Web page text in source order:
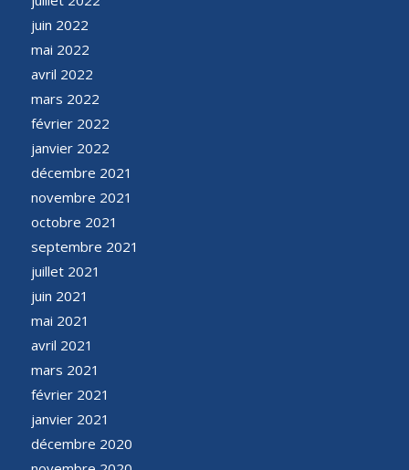
juin 2022
mai 2022
avril 2022
mars 2022
février 2022
janvier 2022
décembre 2021
novembre 2021
octobre 2021
septembre 2021
juillet 2021
juin 2021
mai 2021
avril 2021
mars 2021
février 2021
janvier 2021
décembre 2020